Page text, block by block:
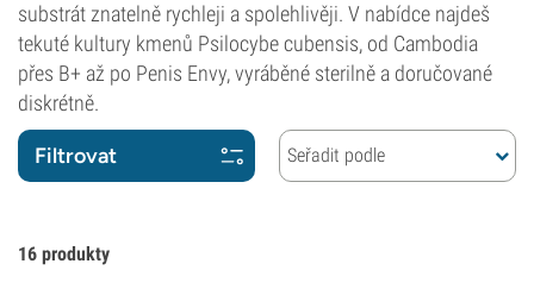
substrát znatelně rychleji a spolehlivěji. V nabídce najdeš
tekuté kultury kmenů Psilocybe cubensis, od Cambodia
přes B+ až po Penis Envy, vyráběné sterilně a doručované
diskrétně.
Filtrovat Seřadit podle
16 produkty